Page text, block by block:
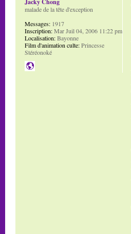
malade de la tête d'exception
Messages: 1917
Inscription:Mar Juil 04, 2006 11:22 pm
Localisation:Bayonne
Film d'animation culte:Princesse
Stéréonoké